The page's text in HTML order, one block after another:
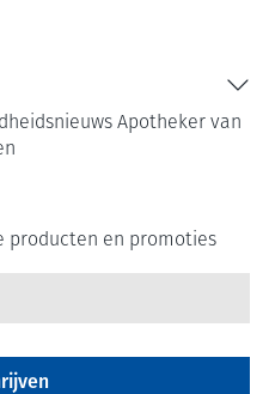
Apotheker van
producten en promoties